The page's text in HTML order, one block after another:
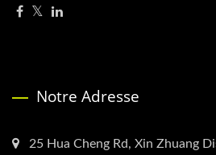
Notre Adresse
25 Hua Cheng Rd, Xin Zhuang